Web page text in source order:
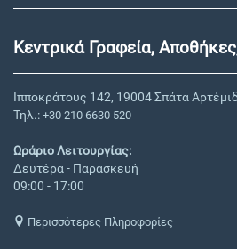
Κεντρικά Γραφεία,
Ιπποκράτους 142, 19004 Σπάτα
Τηλ.: +30 210 6630 520
Ωράριο Λειτουργίας:
Δευτέρα - Παρασκευή
09:00 - 17:00
Περισσότερες Πληροφορίες